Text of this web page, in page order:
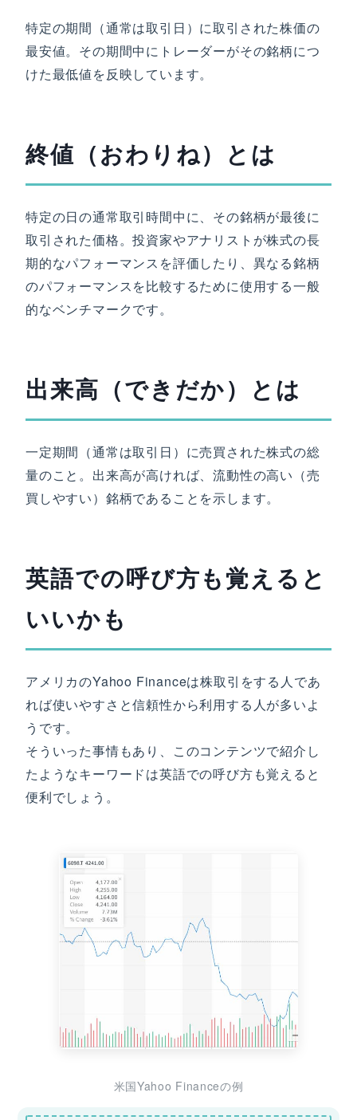
特定の期間（通常は取引日）に取引された株価の
最安値。その期間中にトレーダーがその銘柄につ
けた最低値を反映しています。
終値（おわりね）とは
特定の日の通常取引時間中に、その銘柄が最後に
取引された価格。投資家やアナリストが株式の長
期的なパフォーマンスを評価したり、異なる銘柄
のパフォーマンスを比較するために使用する一般
的なベンチマークです。
出来高（できだか）とは
一定期間（通常は取引日）に売買された株式の総
量のこと。出来高が高ければ、流動性の高い（売
買しやすい）銘柄であることを示します。
英語での呼び方も覚えると
いいかも
アメリカのYahoo Financeは株取引をする人であ
れば使いやすさと信頼性から利用する人が多いよ
うです。
そういった事情もあり、このコンテンツで紹介し
たようなキーワードは英語での呼び方も覚えると
便利でしょう。
米国Yahoo Financeの例